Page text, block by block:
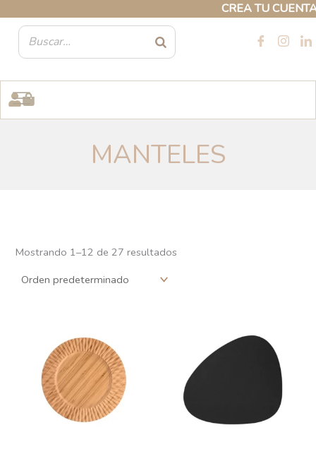
CREA TU CUENTA
contenido
MANTELES
Mostrando 1–24 de 27 resultados